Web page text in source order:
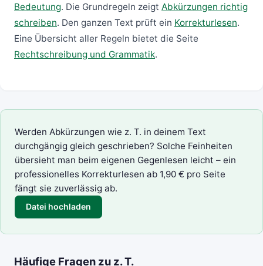
Bedeutung. Die Grundregeln zeigt Abkürzungen richtig
schreiben. Den ganzen Text prüft ein Korrekturlesen.
Eine Übersicht aller Regeln bietet die Seite
Rechtschreibung und Grammatik.
Werden Abkürzungen wie z. T. in deinem Text
durchgängig gleich geschrieben? Solche Feinheiten
übersieht man beim eigenen Gegenlesen leicht – ein
professionelles Korrekturlesen ab 1,90 € pro Seite
fängt sie zuverlässig ab.
Datei hochladen
Häufige Fragen zu z. T.